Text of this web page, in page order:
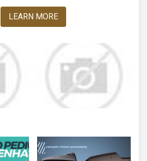
LEARN MORE